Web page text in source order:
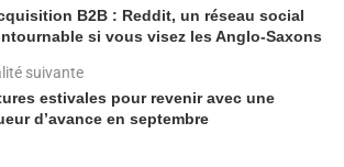
B2B : Reddit, un réseau social
si vous visez les Anglo-Saxons
suivante
estivales pour revenir avec une
d’avance en septembre